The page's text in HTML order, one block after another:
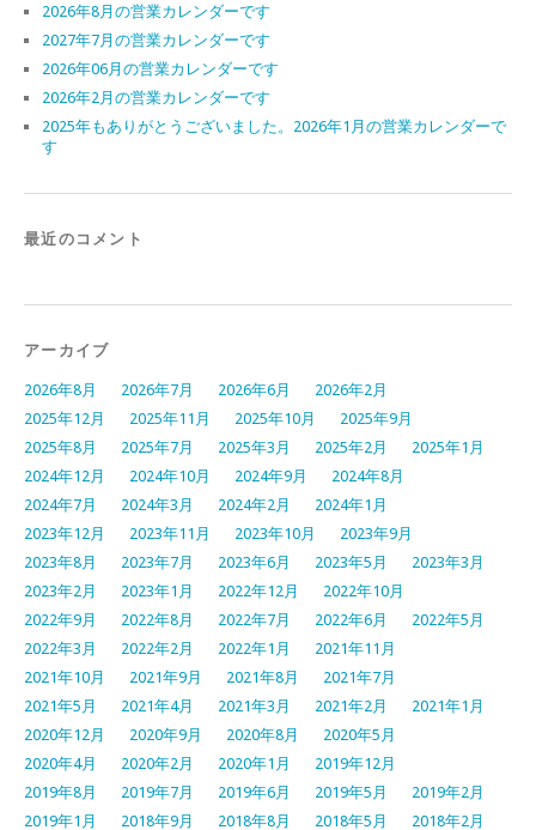
2026年8月の営業カレンダーです
2027年7月の営業カレンダーです
2026年06月の営業カレンダーです
2026年2月の営業カレンダーです
2025年もありがとうございました。2026年1月の営業カレンダーで
す
最近のコメント
アーカイブ
2026年8月 2026年7月 2026年6月
2026年2月
2025年12月
2025年11月 2025年10月
2025年9月
2025年8月
2025年7月 2025年3月 2025年2月
2025年1月
2024年12月
2024年10月 2024年9月
2024年8月
2024年7月
2024年3月 2024年2月
2024年1月
2023年12月
2023年11月 2023年10月
2023年9月
2023年8月
2023年7月 2023年6月 2023年5月
2023年3月
2023年2月
2023年1月 2022年12月
2022年10月
2022年9月
2022年8月 2022年7月 2022年6月
2022年5月
2022年3月
2022年2月 2022年1月
2021年11月
2021年10月
2021年9月 2021年8月
2021年7月
2021年5月
2021年4月 2021年3月 2021年2月
2021年1月
2020年12月
2020年9月 2020年8月
2020年5月
2020年4月
2020年2月 2020年1月
2019年12月
2019年8月
2019年7月 2019年6月 2019年5月
2019年2月
2019年1月
2018年9月 2018年8月 2018年5月 2018年2月